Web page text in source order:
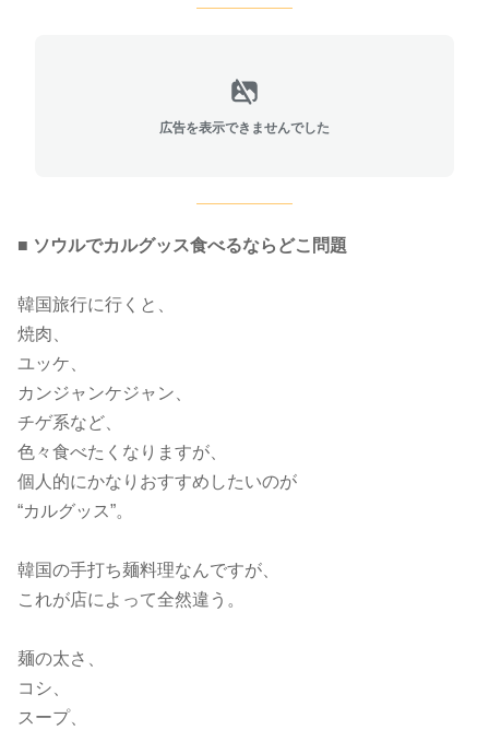
広告を表示できませんでした
■ ソウルでカルグッス食べるならどこ問題
韓国旅行に行くと、
焼肉、
ユッケ、
カンジャンケジャン、
チゲ系など、
色々食べたくなりますが、
個人的にかなりおすすめしたいのが
“カルグッス”。
韓国の手打ち麺料理なんですが、
これが店によって全然違う。
麺の太さ、
コシ、
スープ、